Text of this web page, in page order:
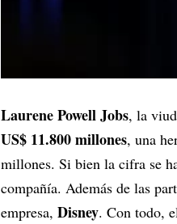
Laurene Powell Jobs, la
US$ 11.800 millones, una
millones. Si bien la cifra se
compañía. Además de las
empresa, Disney. Con todo,